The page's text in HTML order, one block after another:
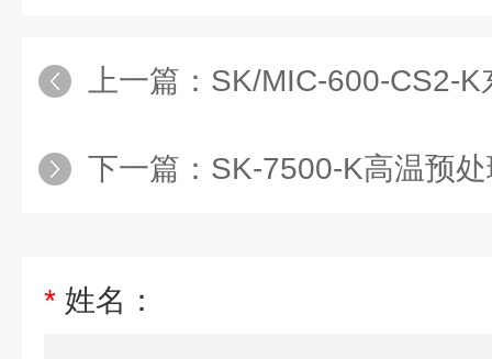
上一篇： SK/MIC-600-CS2-K东日瀛
下一篇： SK-7500-K高温预
* 姓名：